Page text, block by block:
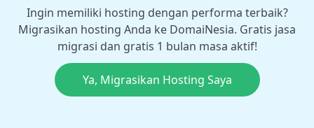
Ingin memiliki hosting dengan performa terbaik?
Migrasikan hosting Anda ke DomaiNesia. Gratis jasa
migrasi dan gratis 1 bulan masa aktif!
Ya, Migrasikan Hosting Saya